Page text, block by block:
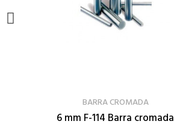
VER PRODUCTO
BARRA CROMADA
6 mm F-114 Barra cromada